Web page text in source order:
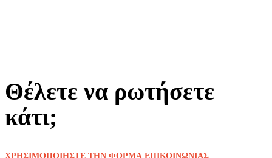
Θέλετε να ρωτήσετε
κάτι;
ΧΡΗΣΙΜΟΠΟΙΗΣΤΕ ΤΗΝ ΦΟΡΜΑ ΕΠΙΚΟΙΝΩΝΙΑΣ